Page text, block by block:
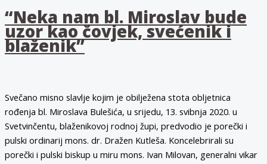
nadbiskupa
metropolita
kolovoza
2020.
u
Svetvinčentu
“Neka nam bl. Miroslav bude
uzor kao čovjek, svećenik i
blaženik”
Svečano misno slavlje kojim je obilježena stota obljetnica
rođenja bl. Miroslava Bulešića, u srijedu, 13. svibnja 2020. u
Svetvinčentu, blaženikovoj rodnoj župi, predvodio je porečki i
pulski ordinarij mons. dr. Dražen Kutleša. Koncelebrirali su
porečki i pulski biskup u miru mons. Ivan Milovan, generalni vikar